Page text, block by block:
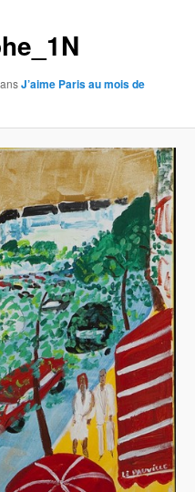
J’aime Paris au mois de